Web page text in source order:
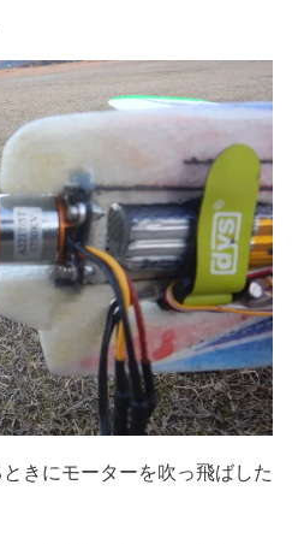
きにモーターを吹っ飛ばした